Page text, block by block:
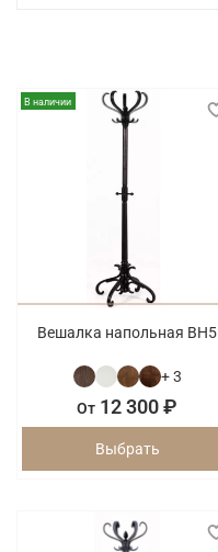
В наличии
Вешалка напольная ВН5
+ 3
От 12 300 ₽
Выбрать